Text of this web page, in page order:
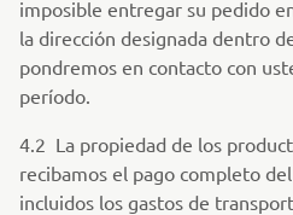
imposible entregar su pedido
la dirección designada dentro
pondremos en contacto con
período.
4.2 La propiedad de los
recibamos el pago completo
incluidos los gastos de